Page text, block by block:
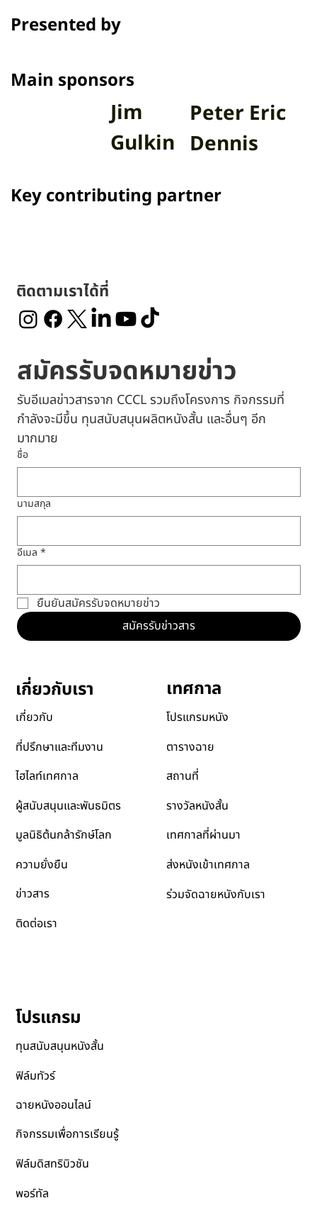
Presented by
Main sponsors
Peter Eric
Dennis
Jim
Gulkin
Key contributing partner
ติดตามเราได้ที่
สมัครรับจดหมายข่าว
รับอีเมลข่าวสารจาก CCCL รวมถึงโครงการ กิจกรรมที่
กำลังจะมีขึ้น ทุนสนับสนุนผลิตหนังสั้น และอื่นๆ อีก
มากมาย
ชื่อ
นามสกุล
อีเมล *
ยืนยันสมัครรับจดหมายข่าว
สมัครรับข่าวสาร
เกี่ยวกับเรา
เกี่ยวกับ
ที่ปรึกษาและทีมงาน
ไฮไลท์เทศกาล
ผู้สนับสนุนและพันธมิตร
มูลนิธิต้นกล้ารักษ์โลก
ความยั่งยืน
ข่าวสาร
ติดต่อเรา
เทศกาล
โปรแกรมหนัง
ตารางฉาย
สถานที่
รางวัลหนังสั้น
เทศกาลที่ผ่านมา
ส่งหนังเข้าเทศกาล
ร่วมจัดฉายหนังกับเรา
โปรแกรม
ทุนสนับสนุนหนังสั้น
ฟิล์มทัวร์
ฉายหนังออนไลน์
กิจกรรมเพื่อการเรียนรู้
ฟิล์มดิสทริบิวชัน
พอร์ทัล